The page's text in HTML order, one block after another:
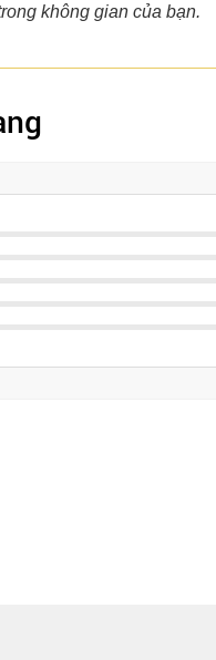
không gian của bạn.